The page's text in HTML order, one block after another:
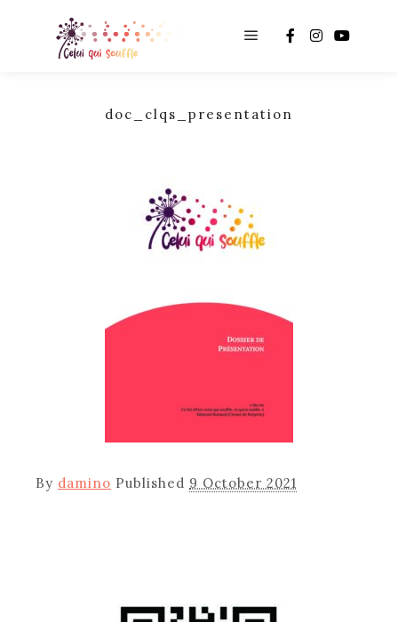
doc_clqs_presentation
By damino Published 9 October 2021